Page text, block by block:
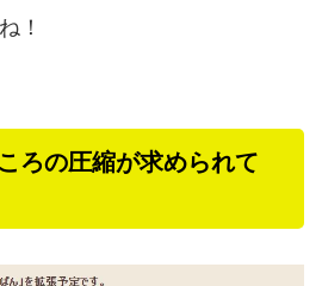
！
ろの圧縮が求められて